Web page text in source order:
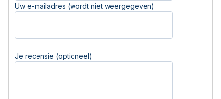
Uw e-mailadres (wordt niet weergegeven)
Je recensie (optioneel)